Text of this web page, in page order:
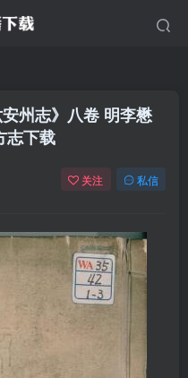
州志》八卷 明李懋
志下载
关注 私信